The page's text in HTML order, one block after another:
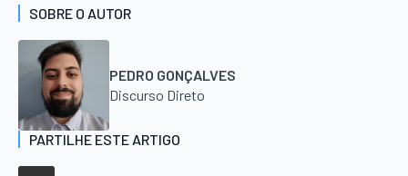
SOBRE O AUTOR
PEDRO GONÇALVES
Discurso Direto
PARTILHE ESTE ARTIGO